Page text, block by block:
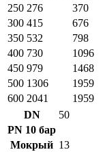
250 276 370
300 415 676
350 532 798
400 730 1096
450 979 1468
500 1306 1959
600 2041 1959
DN
50
PN 10 бар
Мокрый 13